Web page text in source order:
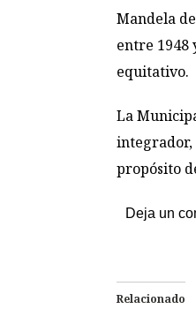
Mandela
entre 1948
equitativo.
La
integrador,
propósito
Deja un
Relacionado